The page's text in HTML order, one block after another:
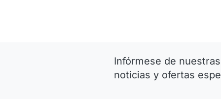
Infórmese de
noticias y ofertas